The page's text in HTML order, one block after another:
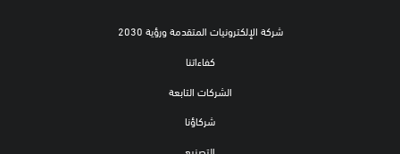
شركة الإلكترونيات المتقدمة ورؤية 2030
كفاءاتنا
الشركات التابعة
شركاؤنا
التصنيع